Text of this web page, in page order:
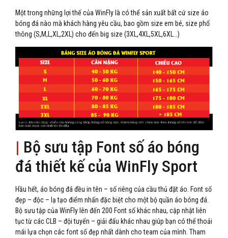
Một trong những lợi thế của WinFly là có thể sản xuất bất cứ size áo
bóng đá nào mà khách hàng yêu cầu, bao gồm size em bé, size phổ
thông (S,M,L,XL,2XL) cho đến big size (3XL,4XL,5XL,6XL…)
| Bộ sưu tập Font số áo bóng
đá thiết kế của WinFly Sport
Hầu hết, áo bóng đá đều in tên – số riêng của cầu thủ đặt áo. Font số
đẹp – độc – lạ tạo điểm nhấn đặc biệt cho một bộ quần áo bóng đá.
Bộ sưu tập của WinFly lên đến 200 Font số khác nhau, cập nhật liên
tục từ các CLB – đội tuyển – giải đấu khác nhau giúp bạn có thể thoải
mái lựa chọn các font số đẹp nhất dành cho team của mình. Tham